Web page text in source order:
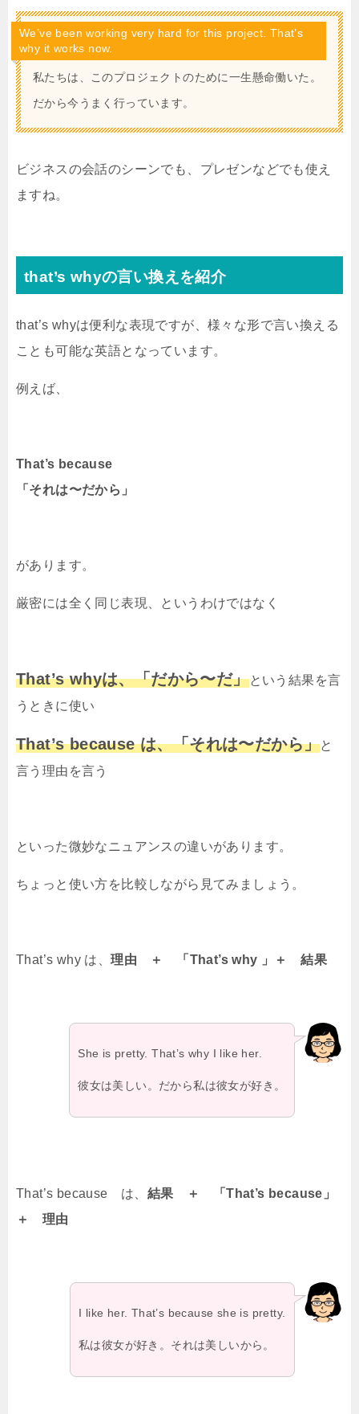
We’ve been working very hard for this project. That’s
why it works now.
私たちは、このプロジェクトのために一生懸命働いた。
だから今うまく行っています。
ビジネスの会話のシーンでも、プレゼンなどでも使え
ますね。
that’s whyの言い換えを紹介
that’s whyは便利な表現ですが、様々な形で言い換える
ことも可能な英語となっています。
例えば、
That’s because
「それは〜だから」
があります。
厳密には全く同じ表現、というわけではなく
That’s whyは、「だから〜だ」という結果を言
うときに使い
That’s because は、「それは〜だから」と
言う理由を言う
といった微妙なニュアンスの違いがあります。
ちょっと使い方を比較しながら見てみましょう。
That’s why は、理由 ＋ 「That’s why 」＋ 結果
She is pretty. That’s why I like her.
彼女は美しい。だから私は彼女が好き。
That’s because は、 結果 ＋ 「That’s because」
＋ 理由
I like her. That’s because she is pretty.
私は彼女が好き。それは美しいから。